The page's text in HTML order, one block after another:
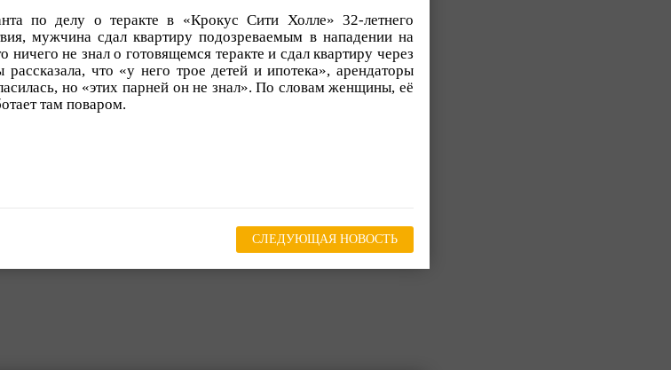
по делу о теракте в «Крокус Сити Холле» 32-летнего
мужчина сдал квартиру подозреваемым в нападении на
не знал о готовящемся теракте и сдал квартиру через
что «у него трое детей и ипотека», арендаторы
но «этих парней он не знал». По словам женщины, её
там поваром.
СЛЕДУЮЩАЯ НОВОСТЬ